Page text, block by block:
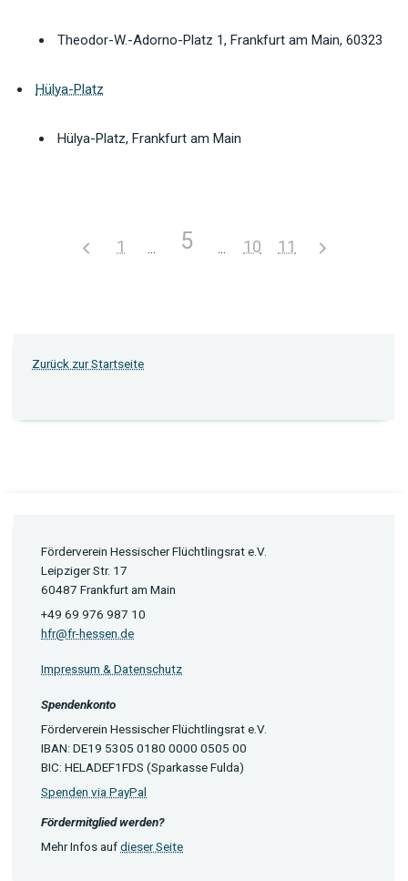
Theodor-W.-Adorno-Platz 1, Frankfurt am Main, 60323
Hülya-Platz
Hülya-Platz, Frankfurt am Main
1 5 10 11
Zurück zur Startseite
Förderverein Hessischer Flüchtlingsrat e.V.
Leipziger Str. 17
60487 Frankfurt am Main
+49 69 976 987 10
hfr@fr-hessen.de
Impressum & Datenschutz
Spendenkonto
Förderverein Hessischer Flüchtlingsrat e.V.
IBAN: DE19 5305 0180 0000 0505 00
BIC: HELADEF1FDS (Sparkasse Fulda)
Spenden via PayPal
Fördermitglied werden?
Mehr Infos aufdieser Seite